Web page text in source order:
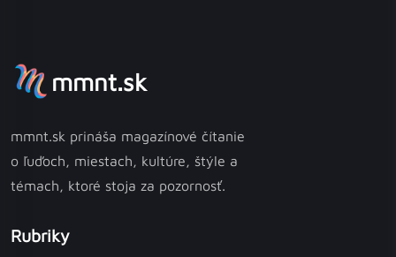
mmnt.sk
mmnt.sk prináša magazínové čítanie
o ľuďoch, miestach, kultúre, štýle a
témach, ktoré stoja za pozornosť.
Rubriky